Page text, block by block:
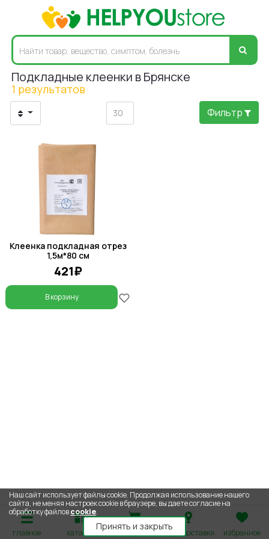
главное каталог корзина адрес доставки избранное
Подкладные клеенки в Брянске
1 результатов
Фильтр
Клеенка подкладная отрез
1,5м*80 см
421₽
В корзину
Наш сайт использует файлы cookie. Продолжая использование нашего
сайта, не меняя настроек cookie в браузере, вы даете согласие на
обработку файловcookie.
Принять и закрыть